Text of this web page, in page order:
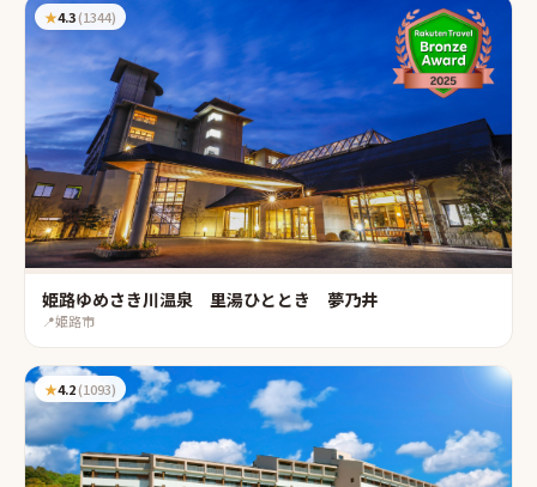
★4.3(1344)
姫路ゆめさき川温泉 里湯ひととき 夢乃井
📍姫路市
★4.2(1093)